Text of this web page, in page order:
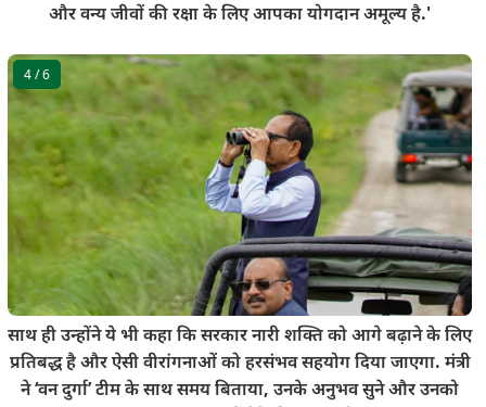
और वन्य जीवों की रक्षा के लिए आपका योगदान अमूल्य है.'
4/ 6
साथ ही उन्होंने ये भी कहा कि सरकार नारी शक्ति को आगे बढ़ाने के लिए
प्रतिबद्ध है और ऐसी वीरांगनाओं को हरसंभव सहयोग दिया जाएगा. मंत्री
ने ‘वन दुर्गा’ टीम के साथ समय बिताया, उनके अनुभव सुने और उनको